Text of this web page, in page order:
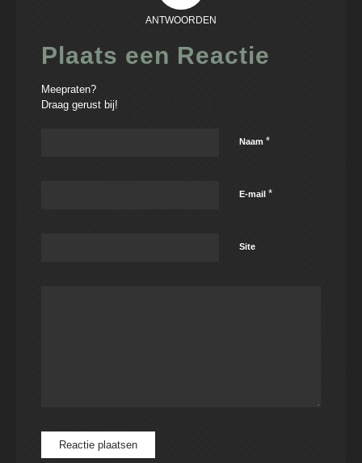
ANTWOORDEN
Plaats een Reactie
Meepraten?
Draag gerust bij!
Naam *
E-mail *
Site